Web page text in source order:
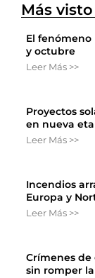
Más visto
El
y octubre
Leer Más >>
Proyectos
en nueva
Leer Más >>
Incendios
Europa y
Leer Más >>
Crímenes de
sin romper